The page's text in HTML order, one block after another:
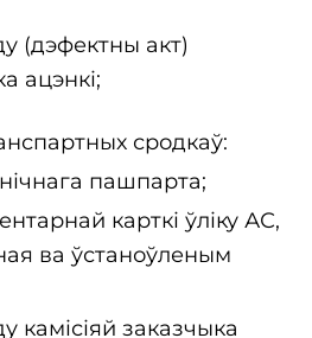
(дэфектны акт)
ацэнкі;
сродкаў:
пашпарта;
карткі ўліку АС,
ва ўстаноўленым
камісіяй заказчыка